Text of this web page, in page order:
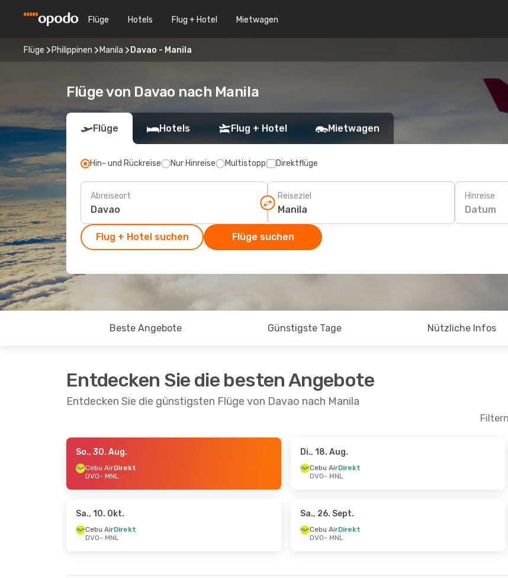
Flüge Hotels Flug + Hotel Mietwagen
Flüge Philippinen Manila Davao - Manila
Flüge von Davao nach Manila
Flüge Hotels Flug + Hotel Mietwagen
Hin- und Rückreise Nur Hinreise Multistopp Direktflüge
Abreiseort Reiseziel Hinreise
Datum
Flug + Hotel suchen Flüge suchen
Beste Angebote Günstigste Tage Nützliche Infos
Entdecken Sie die besten Angebote
Entdecken Sie die günstigsten Flüge von Davao nach Manila
- Mo., 7. Sept. - Mi., 26. Aug.
- Mo., 5. Okt.
So., 30. Aug.
Cebu AirDirekt
DVO- MNL
Di., 18. Aug.
Cebu AirDirekt
DVO- MNL
Sa., 10. Okt.
Cebu AirDirekt
DVO- MNL
Sa., 26. Sept.
Cebu AirDirekt
DVO- MNL